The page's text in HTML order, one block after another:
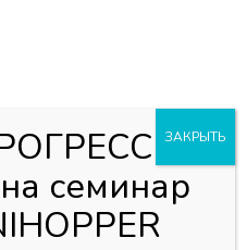
семинар
ЗАКРЫТЬ